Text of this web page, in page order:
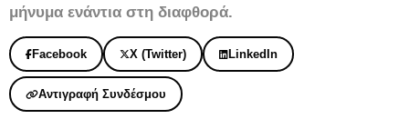
μήνυμα ενάντια στη διαφθορά.
Facebook X (Twitter) LinkedIn
Αντιγραφή Συνδέσμου